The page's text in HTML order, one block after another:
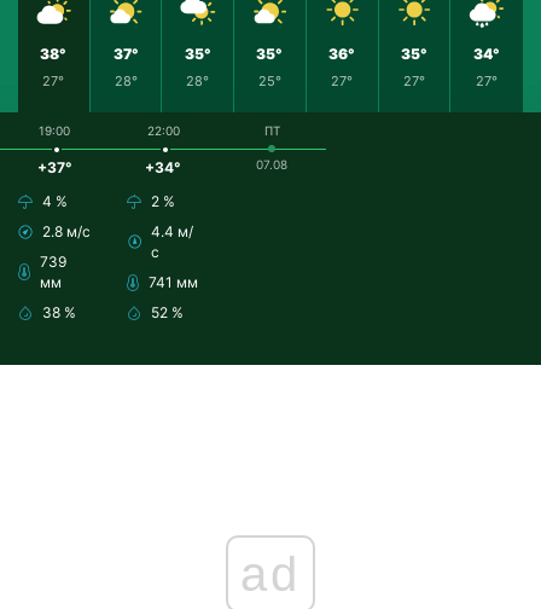
38°
27°
37°
28°
35°
28°
35°
25°
36°
27°
35°
27°
34°
27°
19:00
+37°
4 %
2.8 м/с
739
мм
38 %
22:00
+34°
2 %
4.4 м/
с
741 мм
52 %
ПТ
07.08
ad